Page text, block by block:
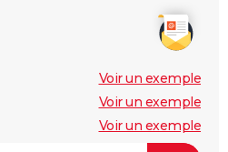
Voir un exemple
Voir un exemple
Voir un exemple